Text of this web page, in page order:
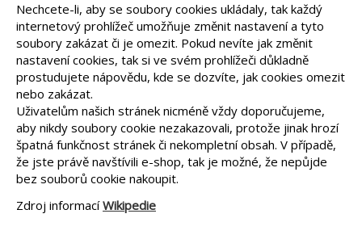
Nechcete-li, aby se soubory cookies ukládaly, tak každý
internetový prohlížeč umožňuje změnit nastavení a tyto
soubory zakázat či je omezit. Pokud nevíte jak změnit
nastavení cookies, tak si ve svém prohlížeči důkladně
prostudujete nápovědu, kde se dozvíte, jak cookies omezit
nebo zakázat.
Uživatelům našich stránek nicméně vždy doporučujeme,
aby nikdy soubory cookie nezakazovali, protože jinak hrozí
špatná funkčnost stránek či nekompletní obsah. V případě,
že jste právě navštívili e-shop, tak je možné, že nepůjde
bez souborů cookie nakoupit.
Zdroj informacíWikipedie